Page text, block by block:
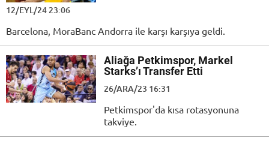
12/EYL/24 23:06
Barcelona, MoraBanc Andorra ile karşı karşıya geldi.
Aliağa Petkimspor, Markel
Starks’ı Transfer Etti
26/ARA/23 16:31
Petkimspor'da kısa rotasyonuna
takviye.